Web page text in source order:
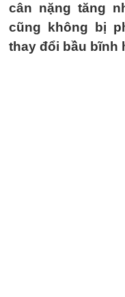
cân nặng tăng
cũng không bị
thay đổi bầu bĩnh